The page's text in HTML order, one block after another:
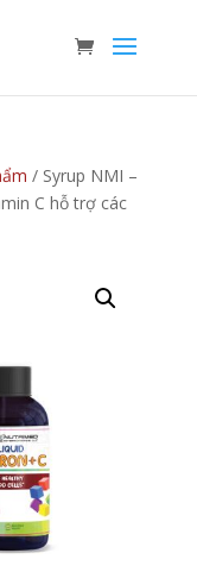
/ Syrup NMI –
C hỗ trợ các